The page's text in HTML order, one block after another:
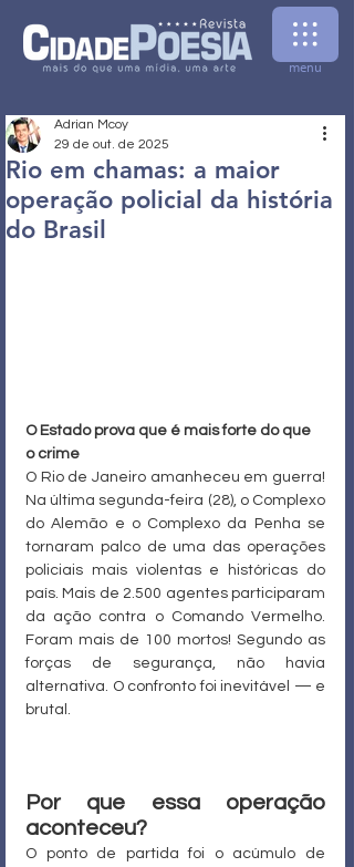
menu
Rio em chamas: a maior
operação policial da história
do Brasil
Adrian Mcoy
29 de out. de 2025
O Estado prova que é mais forte do que
o crime
O Rio de Janeiro amanheceu em guerra!
Na última segunda-feira (28), o Complexo
do Alemão e o Complexo da Penha se
tornaram palco de uma das operações
policiais mais violentas e históricas do
país. Mais de 2.500 agentes participaram
da ação contra o Comando Vermelho.
Foram mais de 100 mortos! Segundo as
forças de segurança, não havia
alternativa. O confronto foi inevitável — e
brutal.
Por que essa operação
aconteceu?
O ponto de partida foi o acúmulo de